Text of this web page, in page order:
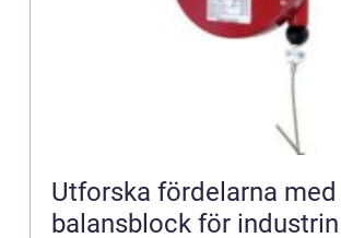
Utforska fördelarna med
balansblock för industrin